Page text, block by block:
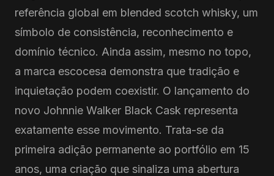
referência global em blended scotch whisky, um
símbolo de consistência, reconhecimento e
domínio técnico. Ainda assim, mesmo no topo,
a marca escocesa demonstra que tradição e
inquietação podem coexistir. O lançamento do
novo Johnnie Walker Black Cask representa
exatamente esse movimento. Trata-se da
primeira adição permanente ao portfólio em 15
anos, uma criação que sinaliza uma abertura